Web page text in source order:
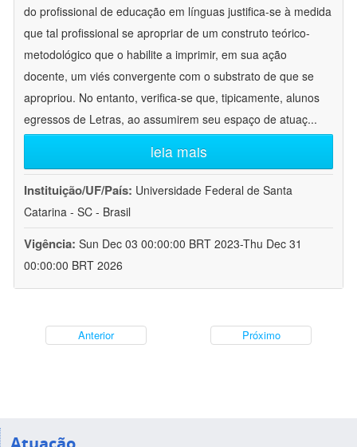
do profissional de educação em línguas justifica-se à medida
que tal profissional se apropriar de um construto teórico-
metodológico que o habilite a imprimir, em sua ação
docente, um viés convergente com o substrato de que se
apropriou. No entanto, verifica-se que, tipicamente, alunos
egressos de Letras, ao assumirem seu espaço de atuaç...
leia mais
Instituição/UF/País: Universidade Federal de Santa
Catarina - SC - Brasil
Vigência: Sun Dec 03 00:00:00 BRT 2023-Thu Dec 31
00:00:00 BRT 2026
Anterior Próximo